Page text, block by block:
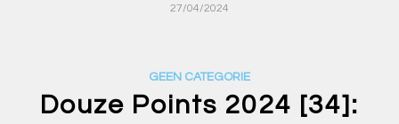
27/04/2024
GEEN CATEGORIE
Douze Points 2024 [34]: